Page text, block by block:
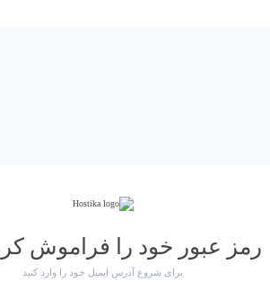
رمز عبور خود را فراموش
برای شروع آدرس ایمیل خود را وارد کنید